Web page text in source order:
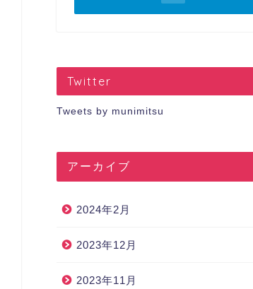
Twitter
Tweets by munimitsu
アーカイブ
2024年2月
2023年12月
2023年11月